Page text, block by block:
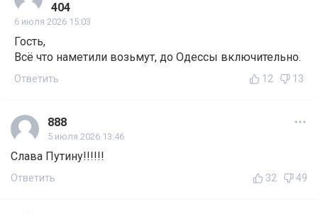
404
6 июля 2026 15:03
Гость,
Всё что наметили возьмут, до Одессы включительно.
Ответить 12 13
888
5 июля 2026 13:46
Слава Путину!!!!!!
Ответить 32 49